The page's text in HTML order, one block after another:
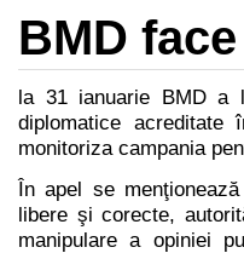
BMD
la 31 ianuarie BMD a
diplomatice
monitoriza campania
În apel se
libere şi corecte,
manipulare a opiniei